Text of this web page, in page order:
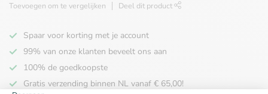
Toevoegen om te vergelijken Deel dit product
Spaar voor korting met je account
99% van onze klanten beveelt ons aan
100% de goedkoopste
Gratis verzending binnen NL vanaf € 65,00!